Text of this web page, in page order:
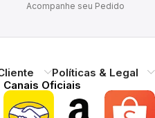
Acompanhe seu Pedido
Políticas & Legal
Canais Oficiais